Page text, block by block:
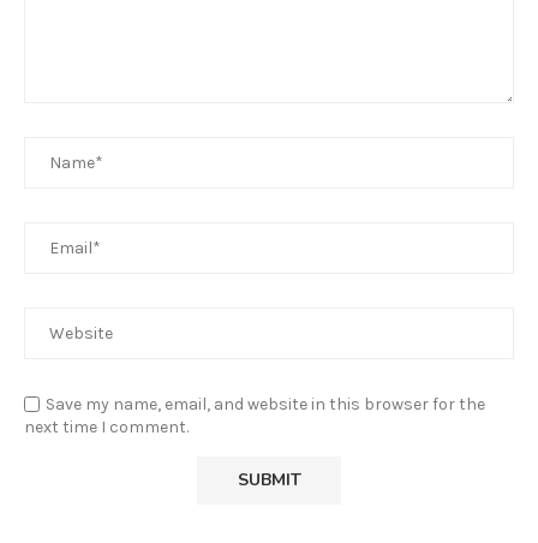
Save my name, email, and website in this browser for the
next time I comment.